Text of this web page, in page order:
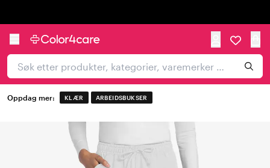
Oppdag mer: KLÆR ARBEIDSBUKSER